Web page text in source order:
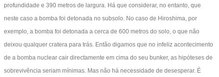
profundidade e 390 metros de largura. Há que considerar, no entanto, que
neste caso a bomba foi detonada no subsolo. No caso de Hiroshima, por
exemplo, a bomba foi detonada a cerca de 600 metros do solo, o que não
deixou qualquer cratera para trás. Então digamos que no infeliz acontecimento
de a bomba nuclear cair directamente em cima do seu bunker, as hipóteses de
sobrevivência seriam mínimas. Mas não há necessidade de desesperar. É